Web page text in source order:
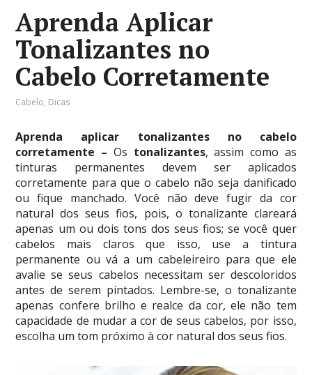
Aprenda Aplicar
Tonalizantes no
Cabelo Corretamente
Cabelo, Dicas
Aprenda aplicar tonalizantes no cabelo
corretamente – Os tonalizantes, assim como as
tinturas permanentes devem ser aplicados
corretamente para que o cabelo não seja danificado
ou fique manchado. Você não deve fugir da cor
natural dos seus fios, pois, o tonalizante clareará
apenas um ou dois tons dos seus fios; se você quer
cabelos mais claros que isso, use a tintura
permanente ou vá a um cabeleireiro para que ele
avalie se seus cabelos necessitam ser descoloridos
antes de serem pintados. Lembre-se, o tonalizante
apenas confere brilho e realce da cor, ele não tem
capacidade de mudar a cor de seus cabelos, por isso,
escolha um tom próximo à cor natural dos seus fios.